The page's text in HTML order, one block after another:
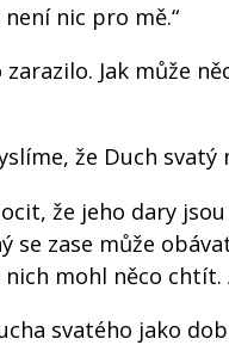
není nic pro mě.“
Jak může
že Duch svatý
že jeho dary
se zase může
mohl něco chtít.
svatého jako